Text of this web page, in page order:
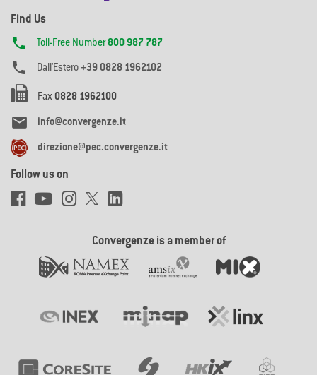
Find Us
 Toll-Free Number800 987 787
 Dall'Estero +39 0828 1962102
Fax 0828 1962100
 info@convergenze.it
direzione@pec.convergenze.it
Follow us on
Convergenze is a member of